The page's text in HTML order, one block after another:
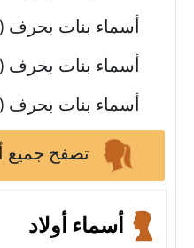
أسماء بنات بحرف
أسماء بنات بحرف
أسماء بنات بحرف
تصفح جميع
أسماء أولاد